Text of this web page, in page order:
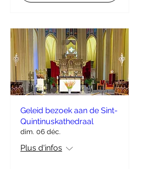
Geleid bezoek aan de Sint-
Quintinuskathedraal
dim. 06 déc.
Plus d'infos